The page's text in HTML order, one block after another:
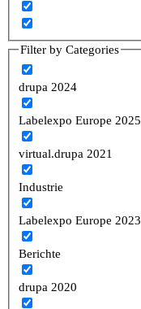
Filter by Categories
drupa 2024
Labelexpo Europe 2025
virtual.drupa 2021
Industrie
Labelexpo Europe 2023
Berichte
drupa 2020